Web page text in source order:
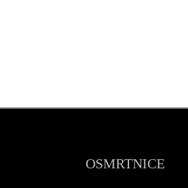
OSMRTNICE